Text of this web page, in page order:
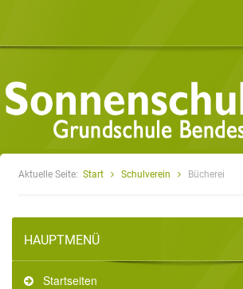
Aktuelle Seite: Start Schulverein Bücherei
HAUPTMENÜ
Startseiten